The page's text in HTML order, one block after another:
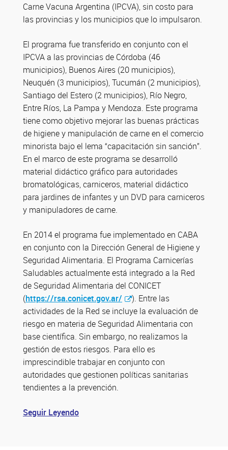
Carne Vacuna Argentina (IPCVA), sin costo para
las provincias y los municipios que lo impulsaron.
El programa fue transferido en conjunto con el
IPCVA a las provincias de Córdoba (46
municipios), Buenos Aires (20 municipios),
Neuquén (3 municipios), Tucumán (2 municipios),
Santiago del Estero (2 municipios), Río Negro,
Entre Ríos, La Pampa y Mendoza. Este programa
tiene como objetivo mejorar las buenas prácticas
de higiene y manipulación de carne en el comercio
minorista bajo el lema “capacitación sin sanción”.
En el marco de este programa se desarrolló
material didáctico gráfico para autoridades
bromatológicas, carniceros, material didáctico
para jardines de infantes y un DVD para carniceros
y manipuladores de carne.
En 2014 el programa fue implementado en CABA
en conjunto con la Dirección General de Higiene y
Seguridad Alimentaria. El Programa Carnicerías
Saludables actualmente está integrado a la Red
de Seguridad Alimentaria del CONICET
(https://rsa.conicet.gov.ar/
). Entre las
actividades de la Red se incluye la evaluación de
riesgo en materia de Seguridad Alimentaria con
base científica. Sin embargo, no realizamos la
gestión de estos riesgos. Para ello es
imprescindible trabajar en conjunto con
autoridades que gestionen políticas sanitarias
tendientes a la prevención.
Seguir Leyendo